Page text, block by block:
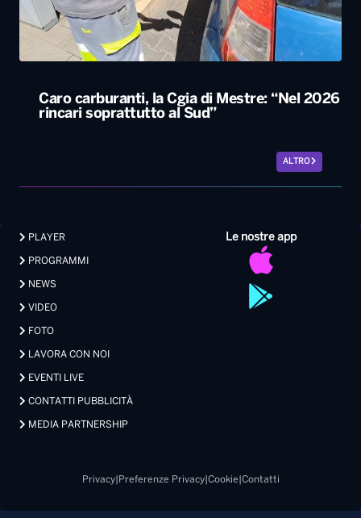
Caro carburanti, la Cgia di Mestre: “Nel 2026
rincari soprattutto al Sud”
ALTRO
Le nostre app
PLAYER
PROGRAMMI
NEWS
VIDEO
FOTO
LAVORA CON NOI
EVENTI LIVE
CONTATTI PUBBLICITÀ
MEDIA PARTNERSHIP
Privacy| Preferenze Privacy| Cookie Contatti